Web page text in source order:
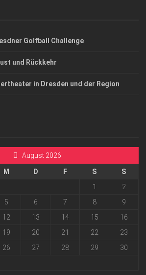
Golfball Challenge
und Rückkehr
in Dresden und der Region
August 2026
M D F S
S
1
2
5 6 7 8
9
12 13 14 15
16
19 20 21 22
23
26 27 28 29
30